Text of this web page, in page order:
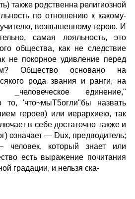
также родственна религиозной
по отношению к какому-
возвышенному герою. И
самая лояльность, это
общества, как не следствие
не покорное удивление перед
Общество основано на
рода звания и ранги, на
_человеческое единение,"
то, 'что~мыТ5огли"бы назвать
героев) или иерархиею, так
в себе достаточно также и
означает — Dux, предводитель;
человек, который знает или
есть выражение почитания
градации, и нельзя ска-